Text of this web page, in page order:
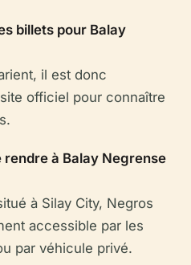
billets pour Balay
il est donc
officiel pour connaître
rendre à Balay Negrense
à Silay City, Negros
accessible par les
par véhicule privé.